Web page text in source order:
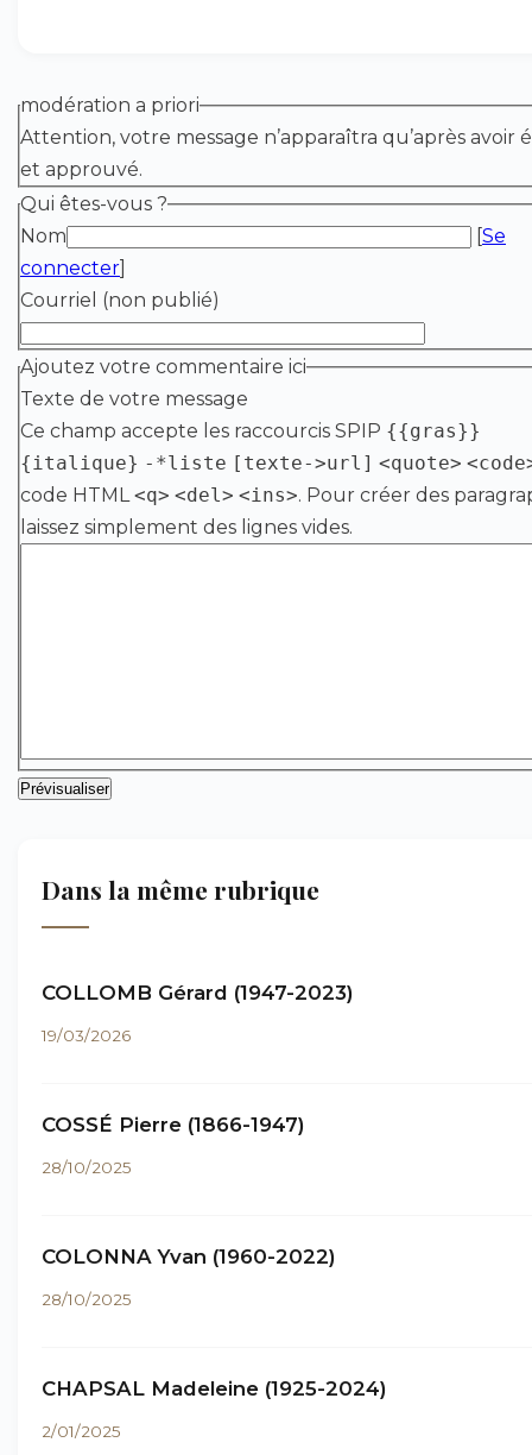
modération a priori
Attention, votre message n’apparaîtra qu’après avoir
et approuvé.
Qui êtes-vous ?
Nom
[Se
connecter]
Courriel (non publié)
Ajoutez votre commentaire ici
Texte de votre message
Ce champ accepte les raccourcis SPIP {{gras}}
{italique} -*liste [texte->url] <quote>
code HTML<q> <del> <ins>. Pour créer des
laissez simplement des lignes vides.
Dans la même rubrique
COLLOMB Gérard (1947-2023)
19/03/2026
COSSÉ Pierre (1866-1947)
28/10/2025
COLONNA Yvan (1960-2022)
28/10/2025
CHAPSAL Madeleine (1925-2024)
2/01/2025